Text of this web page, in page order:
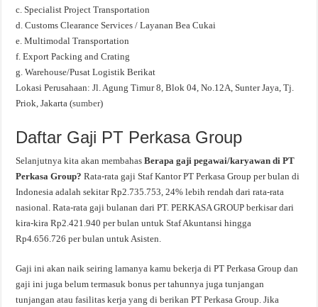
c. Specialist Project Transportation
d. Customs Clearance Services / Layanan Bea Cukai
e. Multimodal Transportation
f. Export Packing and Crating
g. Warehouse/Pusat Logistik Berikat
Lokasi Perusahaan: Jl. Agung Timur 8, Blok 04, No.12A, Sunter Jaya, Tj.
Priok, Jakarta (sumber)
Daftar Gaji PT Perkasa Group
Selanjutnya kita akan membahasBerapa gaji pegawai/karyawan di PT
Perkasa Group?Rata-rata gaji Staf Kantor PT Perkasa Group per bulan di
Indonesia adalah sekitar Rp2.735.753, 24% lebih rendah dari rata-rata
nasional. Rata-rata gaji bulanan dari PT. PERKASA GROUP berkisar dari
kira-kira Rp2.421.940 per bulan untuk Staf Akuntansi hingga
Rp4.656.726 per bulan untuk Asisten.
Gaji ini akan naik seiring lamanya kamu bekerja di PT Perkasa Group dan
gaji ini juga belum termasuk bonus per tahunnya juga tunjangan
tunjangan atau fasilitas kerja yang di berikan PT Perkasa Group. Jika